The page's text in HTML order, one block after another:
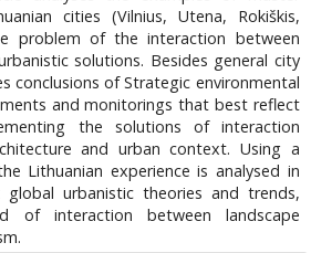
cities (Vilnius, Utena, Rokiškis,
problem of the interaction between
solutions. Besides general city
conclusions of Strategic environmental
and monitorings that best reflect
the solutions of interaction
and urban context. Using a
Lithuanian experience is analysed in
urbanistic theories and trends,
of interaction between landscape